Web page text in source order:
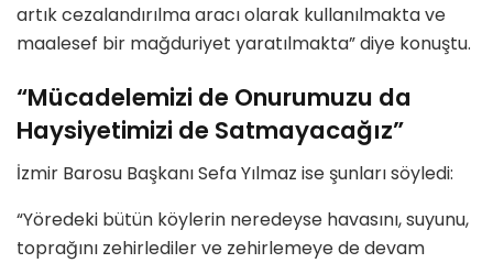
artık cezalandırılma aracı olarak kullanılmakta ve
maalesef bir mağduriyet yaratılmakta” diye konuştu.
“Mücadelemizi de Onurumuzu da
Haysiyetimizi de Satmayacağız”
İzmir Barosu Başkanı Sefa Yılmaz ise şunları söyledi:
“Yöredeki bütün köylerin neredeyse havasını, suyunu,
toprağını zehirlediler ve zehirlemeye de devam